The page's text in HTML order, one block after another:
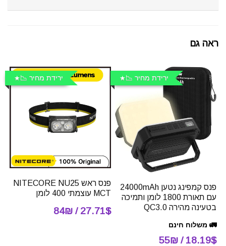
ראה גם
ירידת מחיר 📉
פנס קמפינג נטען 24000mAh
עם תאורת 1800 לומן ותמיכה
בטעינה מהירה QC3.0
🚛 משלוח חינם
18.19$ / 55₪
ירידת מחיר 📉
פנס ראש NITECORE NU25
MCT עוצמתי 400 לומן
27.71$ / 84₪